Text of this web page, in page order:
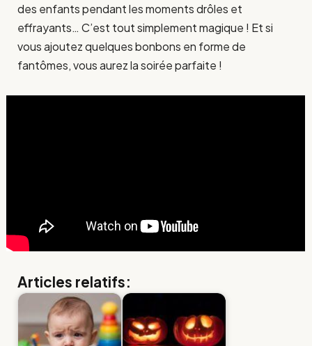
des enfants pendant les moments drôles et
effrayants… C’est tout simplement magique ! Et si
vous ajoutez quelques bonbons en forme de
fantômes, vous aurez la soirée parfaite !
Articles relatifs: